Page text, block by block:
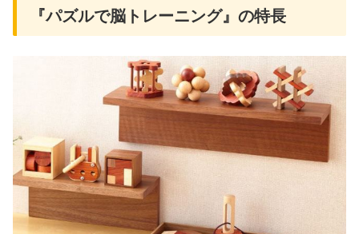
『パズルで脳トレーニング』の特長